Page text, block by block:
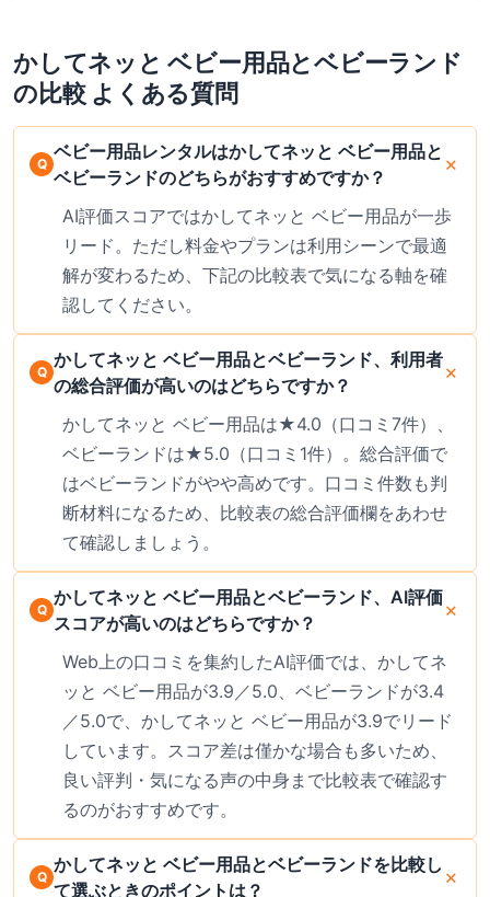
かしてネッと ベビー用品とベビーランド
の比較 よくある質問
ベビー用品レンタルはかしてネッと ベビー用品と
ベビーランドのどちらがおすすめですか？
AI評価スコアではかしてネッと ベビー用品が一歩
リード。ただし料金やプランは利用シーンで最適
解が変わるため、下記の比較表で気になる軸を確
認してください。
かしてネッと ベビー用品とベビーランド、利用者
の総合評価が高いのはどちらですか？
かしてネッと ベビー用品は★4.0（口コミ7件）、
ベビーランドは★5.0（口コミ1件）。総合評価で
はベビーランドがやや高めです。口コミ件数も判
断材料になるため、比較表の総合評価欄をあわせ
て確認しましょう。
かしてネッと ベビー用品とベビーランド、AI評価
スコアが高いのはどちらですか？
Web上の口コミを集約したAI評価では、かしてネ
ッと ベビー用品が3.9／5.0、ベビーランドが3.4
／5.0で、かしてネッと ベビー用品が3.9でリード
しています。スコア差は僅かな場合も多いため、
良い評判・気になる声の中身まで比較表で確認す
るのがおすすめです。
かしてネッと ベビー用品とベビーランドを比較し
て選ぶときのポイントは？